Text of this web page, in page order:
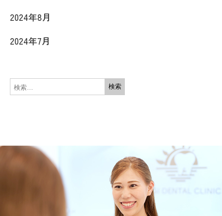
2024年8月
2024年7月